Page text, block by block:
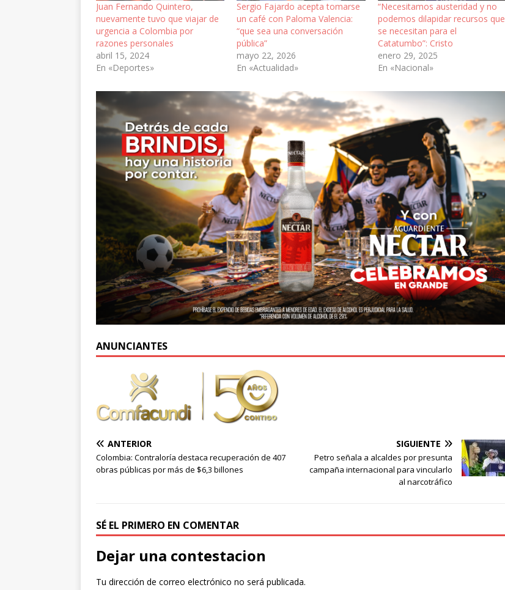
Juan Fernando Quintero,
nuevamente tuvo que viajar de
urgencia a Colombia por
razones personales
abril 15, 2024
En «Deportes»
Sergio Fajardo acepta tomarse
un café con Paloma Valencia:
“que sea una conversación
pública”
mayo 22, 2026
En «Actualidad»
“Necesitamos austeridad y no
podemos dilapidar recursos que
se necesitan para el
Catatumbo”: Cristo
enero 29, 2025
En «Nacional»
ANUNCIANTES
ANTERIOR
Colombia: Contraloría destaca recuperación de 407
obras públicas por más de $6,3 billones
SIGUIENTE
Petro señala a alcaldes por presunta
campaña internacional para vincularlo
al narcotráfico
SÉ EL PRIMERO EN COMENTAR
Dejar una contestacion
Tu dirección de correo electrónico no será publicada.